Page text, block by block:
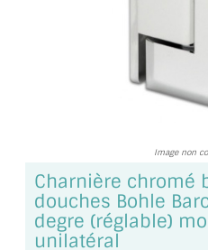
INSPIRATIONS ET
AMBIANCE LAITON
MIROIR SUR MESURE
MIROIR VIEILLI
Image non
Charnière chromé
douches Bohle
degre (réglable)
unilatéral